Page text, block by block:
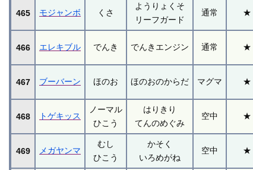
465 モジャンボ くさ
ようりょくそ
リーフガード
通常 ★
466 エレキブル でんき でんきエンジン 通常 ★
467 ブーバーン ほのお ほのおのからだ マグマ ★
468 トゲキッス
ノーマル
ひこう
はりきり
てんのめぐみ
空中 ★
469 メガヤンマ
むし
ひこう
かそく
いろめがね
空中 ★